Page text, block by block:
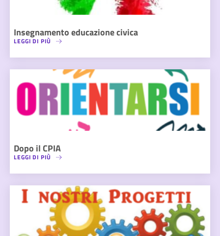
Insegnamento educazione civica
LEGGI DI PIÙ
Dopo il CPIA
LEGGI DI PIÙ